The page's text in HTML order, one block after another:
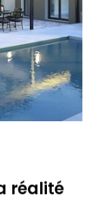
réalité